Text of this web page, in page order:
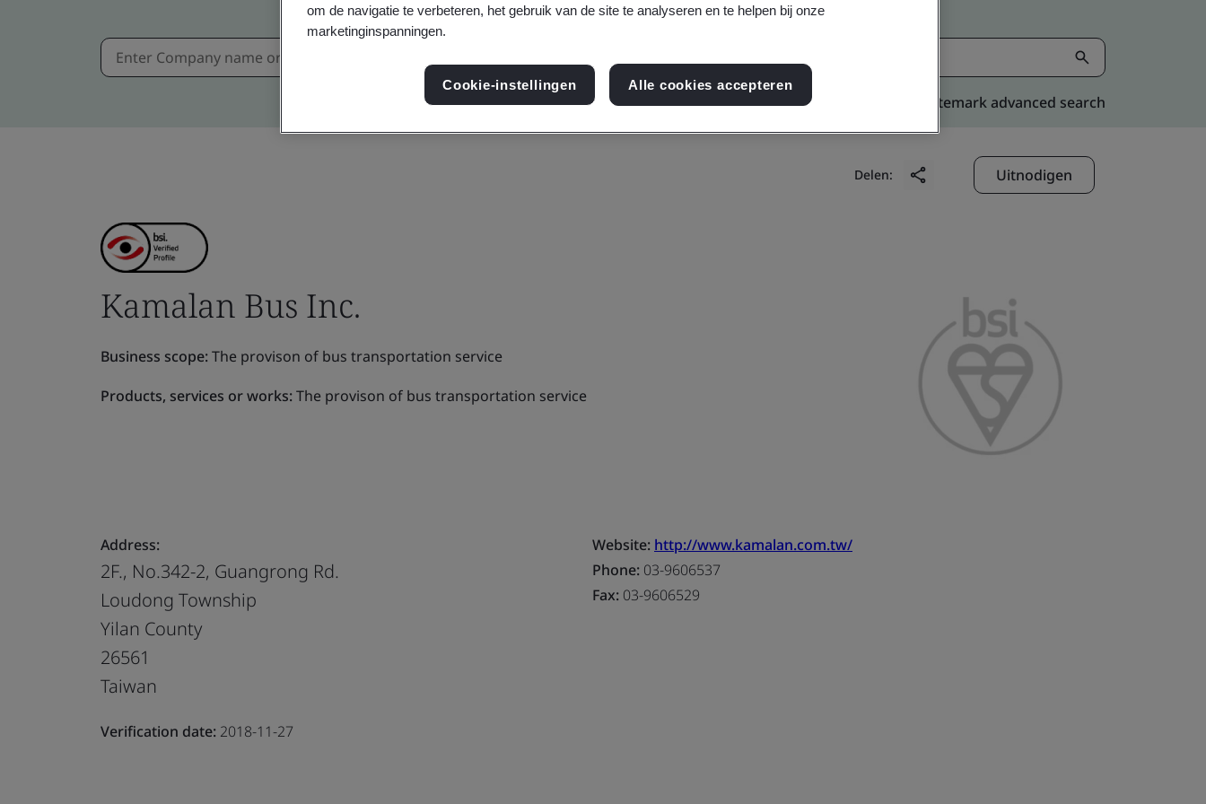
Kitemark advanced search
Delen: Uitnodigen
Kamalan Bus Inc.
Business scope:The provison of bus transportation service
Products, services or works:The provison of bus transportation service
Address:
2F., No.342-2, Guangrong Rd.
Loudong Township
Yilan County
26561
Taiwan
Verification date: 2018-11-27
Website: http://www.kamalan.com.tw/
Phone: 03-9606537
Fax: 03-9606529
om de navigatie te verbeteren, het gebruik van de site te analyseren en te helpen bij onze
marketinginspanningen.
Cookie-instellingen Alle cookies accepteren